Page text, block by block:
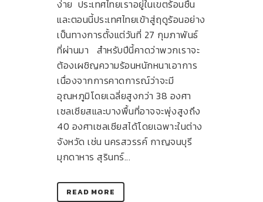
ง่าย ประเทศไทยเราอยู่ในเขตร้อนชื้น
และตอนนี้ประเทศไทยเข้าสู่ฤดูร้อนอย่าง
เป็นทางการตั้งแต่วันที่ 27 กุมภาพันธ์
ที่ผ่านมา สำหรับปีนี้คาดว่าพวกเราจะ
ต้องเผชิญความร้อนหนักหนาเอาการ
เนื่องจากการคาดการณ์ว่าจะมี
อุณหภูมิโดยเฉลี่ยสูงกว่า 38 องศา
เซลเซียสและบางพื้นที่อาจจะพุ่งสูงถึง
40 องศาเซลเซียสได้โดยเฉพาะในต่าง
จังหวัด เช่น นครสวรรค์ กาญจนบุรี
มุกดาหาร สุรินทร์...
READ MORE